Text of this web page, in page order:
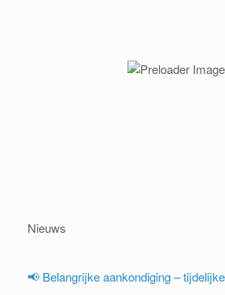
Nieuws
📢 Belangrijke aankondiging –